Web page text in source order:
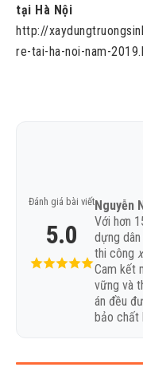
tại Hà Nội
http://
re-tai-ha-noi-nam-
Đánh giá bài viết
5.0
Nguyễn
Với hơn
dựng
thi công
Cam kết
vững và
án đều
bảo chất